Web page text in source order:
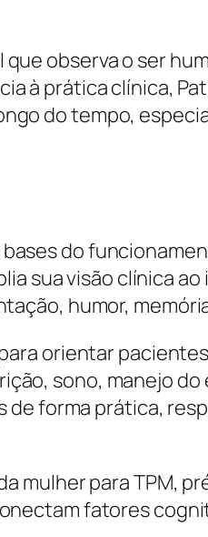
observa o ser
à prática clínica,
do tempo,
do
sua visão clínica
humor,
orientar
sono, manejo
forma prática,
mulher para TPM,
fatores